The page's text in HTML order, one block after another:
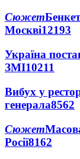
Сюжет
Москві12193
Україна
ЗМІ10211
Вибух у
генерала8562
Сюжет
Росії8162